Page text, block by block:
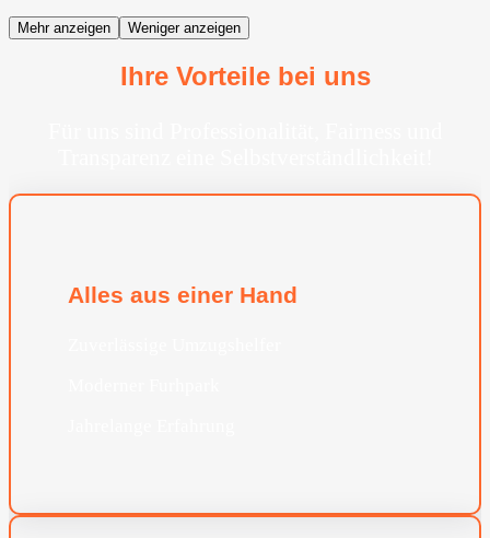
Mehr anzeigen Weniger anzeigen
Ihre Vorteile bei uns
Alles aus einer Hand